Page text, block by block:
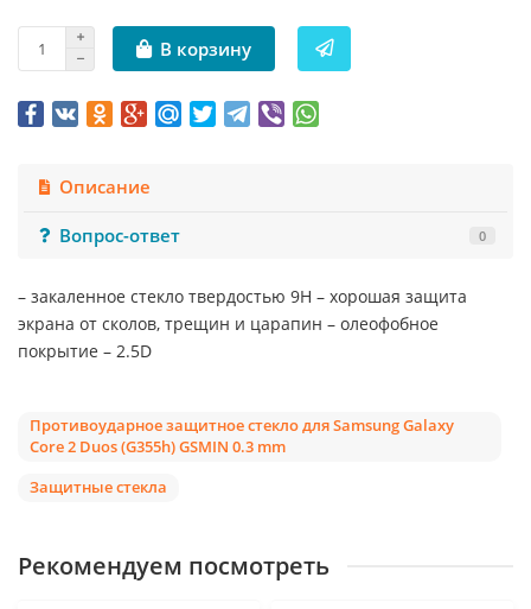
В корзину
Описание
Вопрос-ответ
0
– закаленное стекло твердостью 9Н – хорошая защита
экрана от сколов, трещин и царапин – олеофобное
покрытие – 2.5D
Противоударное защитное стекло для Samsung Galaxy
Core 2 Duos (G355h) GSMIN 0.3 mm
Защитные стекла
Рекомендуем посмотреть